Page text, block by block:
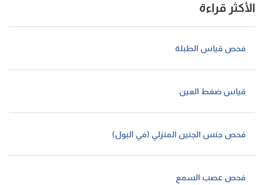
الأكثر قراءة
فحص قياس الطبلة
قياس ضغط العين
فحص جنس الجنين المنزلي (في البول)
فحص عصب السمع